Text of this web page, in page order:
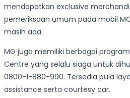
mendapatkan exclusive
pemeriksaan umum pada mobil
masih ada.
MG juga memiliki berbagai
Centre yang selalu siaga untuk
0800-1-880-990. Tersedia pula
assistance serta courtesy car.